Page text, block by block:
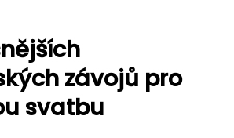
závojů pro
svatbu